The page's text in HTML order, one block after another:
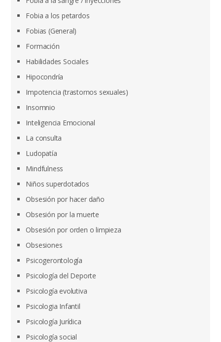
Fobia a los petardos
Fobias (General)
Formación
Habilidades Sociales
Hipocondría
Impotencia (trastornos sexuales)
Insomnio
Inteligencia Emocional
La consulta
Ludopatía
Mindfulness
Niños superdotados
Obsesión por hacer daño
Obsesión por la muerte
Obsesión por orden o limpieza
Obsesiones
Psicogerontología
Psicología del Deporte
Psicología evolutiva
Psicologia Infantil
Psicología Jurídica
Psicología social